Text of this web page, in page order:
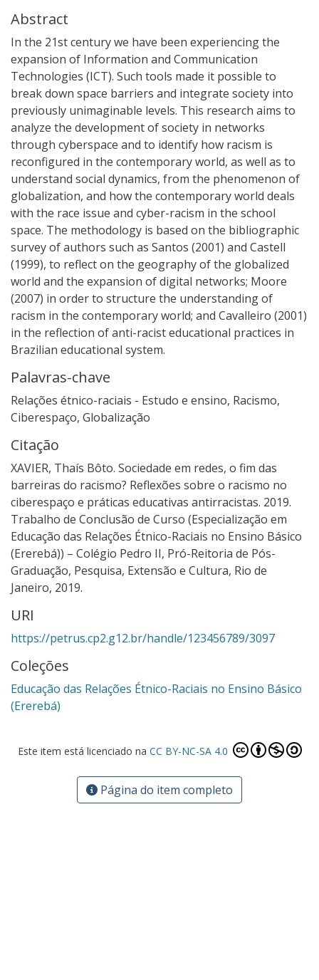
Abstract
In the 21st century we have been experiencing the
expansion of Information and Communication
Technologies (ICT). Such tools made it possible to
break down space barriers and integrate society into
previously unimaginable levels. This research aims to
analyze the development of society in networks
through cyberspace and to identify how racism is
reconfigured in the contemporary world, as well as to
understand social dynamics, from the phenomenon of
globalization, and how the contemporary world deals
with the race issue and cyber-racism in the school
space. The methodology is based on the bibliographic
survey of authors such as Santos (2001) and Castell
(1999), to reflect on the geography of the globalized
world and the expansion of digital networks; Moore
(2007) in order to structure the understanding of
racism in the contemporary world; and Cavalleiro (2001)
in the reflection of anti-racist educational practices in
Brazilian educational system.
Palavras-chave
Relações étnico-raciais - Estudo e ensino, Racismo,
Ciberespaço, Globalização
Citação
XAVIER, Thaís Bôto. Sociedade em redes, o fim das
barreiras do racismo? Reflexões sobre o racismo no
ciberespaço e práticas educativas antirracistas. 2019.
Trabalho de Conclusão de Curso (Especialização em
Educação das Relações Étnico-Raciais no Ensino Básico
(Ererebá)) – Colégio Pedro II, Pró-Reitoria de Pós-
Graduação, Pesquisa, Extensão e Cultura, Rio de
Janeiro, 2019.
URI
https://petrus.cp2.g12.br/handle/123456789/3097
Coleções
Educação das Relações Étnico-Raciais no Ensino Básico
(Ererebá)
Este item está licenciado na CC BY-NC-SA 4.0
Página do item completo